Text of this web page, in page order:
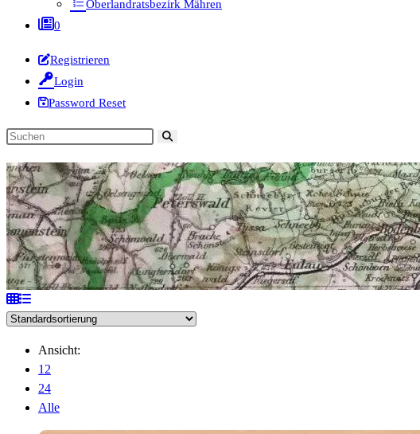
Oberlandratsbezirk Mähren
0
Registrieren
Login
Password Reset
Diese
durchsuchen
Ansicht:
12
24
Alle